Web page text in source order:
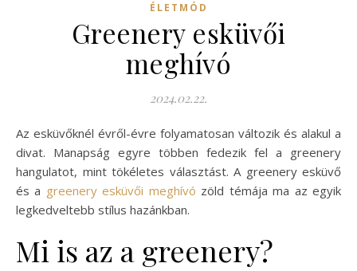
ÉLETMÓD
Greenery esküvői
meghívó
2024.02.22.
Az esküvőknél évről-évre folyamatosan változik és alakul a
divat. Manapság egyre többen fedezik fel a greenery
hangulatot, mint tökéletes választást. A greenery esküvő
és a greenery esküvői meghívó zöld témája ma az egyik
legkedveltebb stílus hazánkban.
Mi is az a greenery?